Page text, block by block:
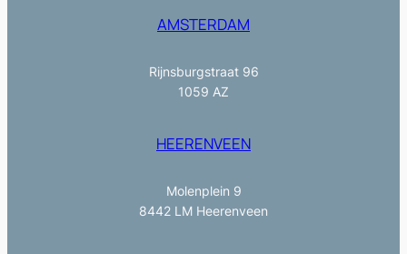
AMSTERDAM
Rijnsburgstraat 96
1059 AZ
HEERENVEEN
Molenplein 9
8442 LM Heerenveen